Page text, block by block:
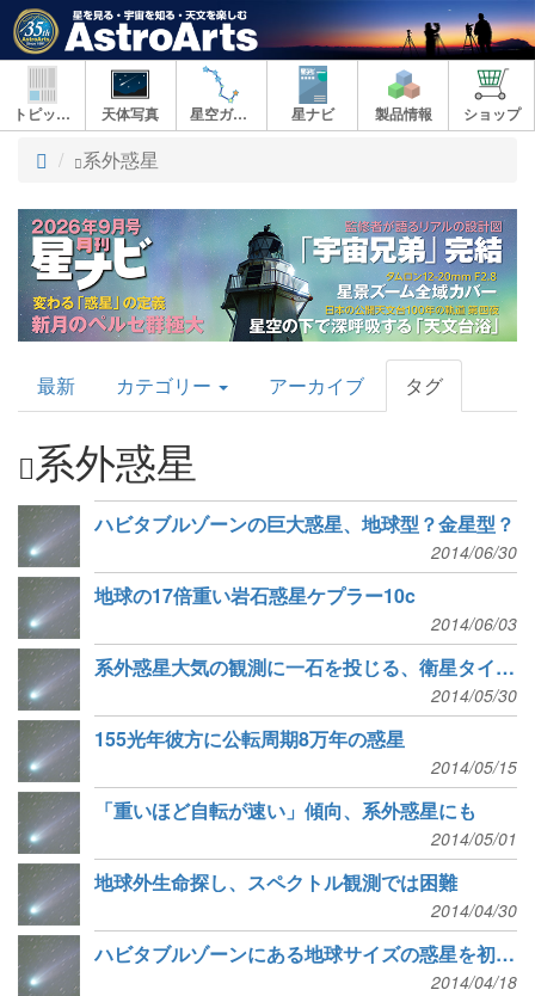
トピックス 天体写真 星空ガイド 星ナビ 製品情報 ショップ
ト
プ
系外惑星
AstroArts
Topics
最新 カテゴリー アーカイブ タグ
系外惑星
ハビタブルゾーンの巨大惑星、地球型？金星型？
2014/06/30
地球の17倍重い岩石惑星ケプラー10c
2014/06/03
系外惑星大気の観測に一石を投じる、衛星タイタンのデータ
2014/05/30
155光年彼方に公転周期8万年の惑星
2014/05/15
「重いほど自転が速い」傾向、系外惑星にも
2014/05/01
地球外生命探し、スペクトル観測では困難
2014/04/30
ハビタブルゾーンにある地球サイズの惑星を初めて発見
2014/04/18